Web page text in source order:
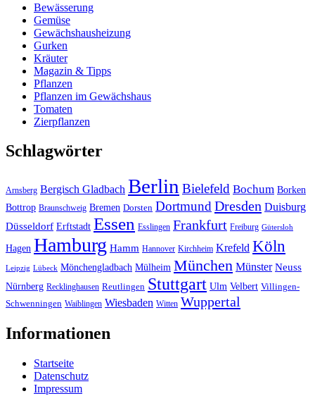
Bewässerung
Gemüse
Gewächshausheizung
Gurken
Kräuter
Magazin & Tipps
Pflanzen
Pflanzen im Gewächshaus
Tomaten
Zierpflanzen
Schlagwörter
Arnsberg Bergisch Gladbach Berlin Bielefeld Bochum Borken
Bottrop Braunschweig Bremen Dorsten DortmundDresden Duisburg
Düsseldorf Erftstadt Essen Esslingen Frankfurt Freiburg Gütersloh
Hagen Hamburg Hamm Hannover Kirchheim Krefeld Köln
Leipzig Lübeck Mönchengladbach Mülheim München Münster Neuss
Nürnberg Recklinghausen Reutlingen Stuttgart Ulm Velbert Villingen-
Schwenningen Waiblingen Wiesbaden Witten Wuppertal
Informationen
Startseite
Datenschutz
Impressum